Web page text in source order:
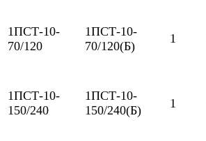
1ПСТ-10-
70/120
1ПСТ-10-
70/120(Б)
1
1ПСТ-10-
150/240
1ПСТ-10-
150/240(Б)
1